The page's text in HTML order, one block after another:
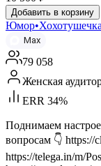
Добавить в корзину
Юмор•Хохотушечка
Max
79 058
Женская
ERR 34%
Поднимаем
вопросам 👇
https://telega.in/m/